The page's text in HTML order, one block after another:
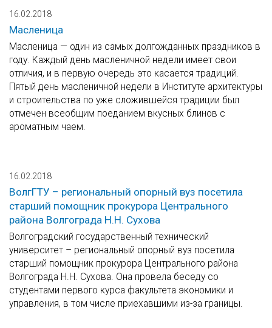
16.02.2018
Масленица
Масленица — один из самых долгожданных праздников в
году. Каждый день масленичной недели имеет свои
отличия, и в первую очередь это касается традиций.
Пятый день масленичной недели в Институте архитектуры
и строительства по уже сложившейся традиции был
отмечен всеобщим поеданием вкусных блинов с
ароматным чаем.
16.02.2018
ВолгГТУ – региональный опорный вуз посетила
старший помощник прокурора Центрального
района Волгограда Н.Н. Сухова
Волгоградский государственный технический
университет – региональный опорный вуз посетила
старший помощник прокурора Центрального района
Волгограда Н.Н. Сухова. Она провела беседу со
студентами первого курса факультета экономики и
управления, в том числе приехавшими из-за границы.